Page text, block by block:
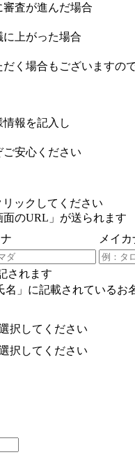
査が進んだ場合
上がった場合
く場合もございますの
報を記入し
安心ください
ックしてください
のURL」が送られます
メイカ
されます
」に記載されているお
択してください
択してください